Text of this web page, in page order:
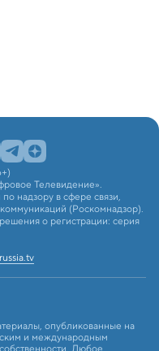
Телевидение».
надзору в сфере связи,
(Роскомнадзор).
о регистрации: серия
опубликованные на
и международным
Любое